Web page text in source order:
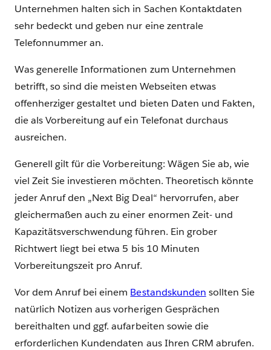
Unternehmen halten sich in Sachen Kontaktdaten
sehr bedeckt und geben nur eine zentrale
Telefonnummer an.
Was generelle Informationen zum Unternehmen
betrifft, so sind die meisten Webseiten etwas
offenherziger gestaltet und bieten Daten und Fakten,
die als Vorbereitung auf ein Telefonat durchaus
ausreichen.
Generell gilt für die Vorbereitung: Wägen Sie ab, wie
viel Zeit Sie investieren möchten. Theoretisch könnte
jeder Anruf den „Next Big Deal“ hervorrufen, aber
gleichermaßen auch zu einer enormen Zeit- und
Kapazitätsverschwendung führen. Ein grober
Richtwert liegt bei etwa 5 bis 10 Minuten
Vorbereitungszeit pro Anruf.
Vor dem Anruf bei einem Bestandskunden sollten Sie
natürlich Notizen aus vorherigen Gesprächen
bereithalten und ggf. aufarbeiten sowie die
erforderlichen Kundendaten aus Ihren CRM abrufen.